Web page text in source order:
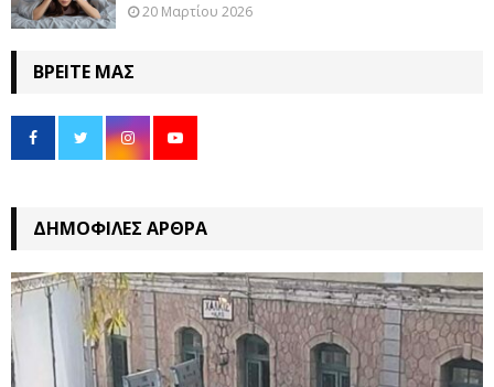
20 Μαρτίου 2026
ΒΡΕΊΤΕ ΜΑΣ
ΔΗΜΟΦΙΛΈΣ ΆΡΘΡΑ